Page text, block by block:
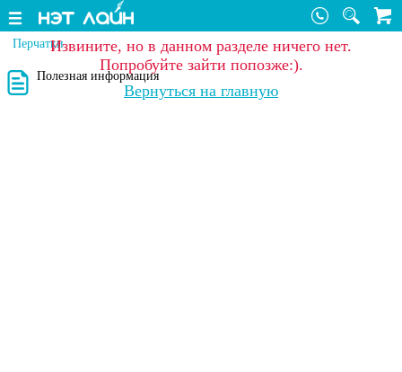
Перчатки
Полезная информация
Извините, но в данном разделе ничего нет.
Попробуйте зайти попозже:).
Вернуться на главную